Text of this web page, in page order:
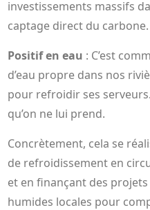
investissements massifs
captage direct du carbone.
Positif en eau : C’est
d’eau propre dans nos
pour refroidir ses
qu’on ne lui prend.
Concrètement, cela se
de refroidissement en
et en finançant des
humides locales pour